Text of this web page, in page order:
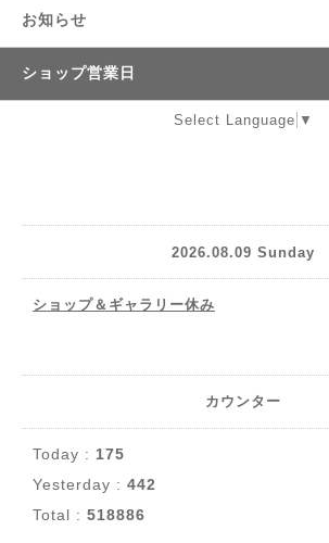
お知らせ
ショップ営業日
Select Language ▼
2026.08.09 Sunday
ショップ＆ギャラリー休み
カウンター
Today : 175
Yesterday : 442
Total : 518886